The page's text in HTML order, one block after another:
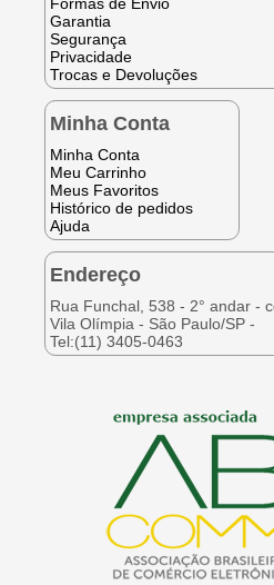
Garantia
Segurança
Privacidade
Trocas e Devoluções
Minha Conta
Minha Conta
Meu Carrinho
Meus Favoritos
Histórico de pedidos
Ajuda
Endereço
Rua Funchal, 538 - 2° andar -
Vila Olímpia - São Paulo/SP -
Tel:(11) 3405-0463